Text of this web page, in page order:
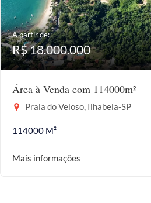
A partir de:
R$ 18.000.000
Área à Venda com 114000m²
Praia do Veloso, Ilhabela-SP
114000 M²
Mais informações